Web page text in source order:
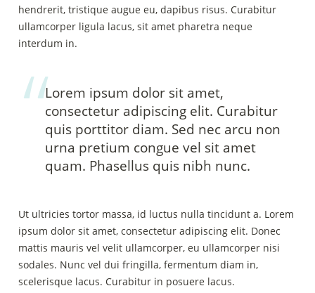
hendrerit, tristique augue eu, dapibus risus. Curabitur
ullamcorper ligula lacus, sit amet pharetra neque
interdum in.
Lorem ipsum dolor sit amet,
consectetur adipiscing elit. Curabitur
quis porttitor diam. Sed nec arcu non
urna pretium congue vel sit amet
quam. Phasellus quis nibh nunc.
Ut ultricies tortor massa, id luctus nulla tincidunt a. Lorem
ipsum dolor sit amet, consectetur adipiscing elit. Donec
mattis mauris vel velit ullamcorper, eu ullamcorper nisi
sodales. Nunc vel dui fringilla, fermentum diam in,
scelerisque lacus. Curabitur in posuere lacus.